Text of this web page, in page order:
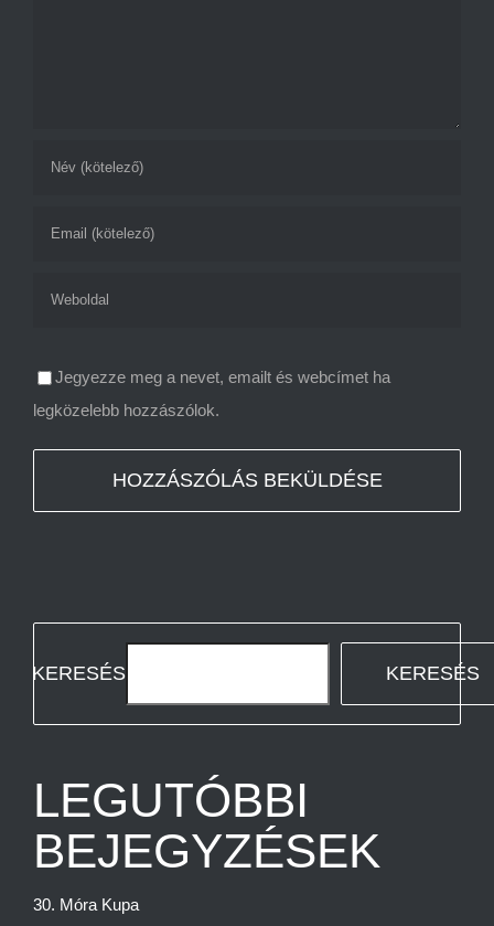
Jegyezze meg a nevet, emailt és webcímet ha
legközelebb hozzászólok.
KERESÉS KERESÉS
LEGUTÓBBI
BEJEGYZÉSEK
30. Móra Kupa